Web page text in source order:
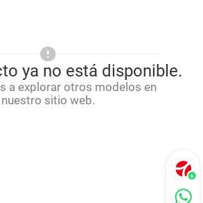
ya no está disponible.
a explorar otros modelos en
nuestro sitio web.